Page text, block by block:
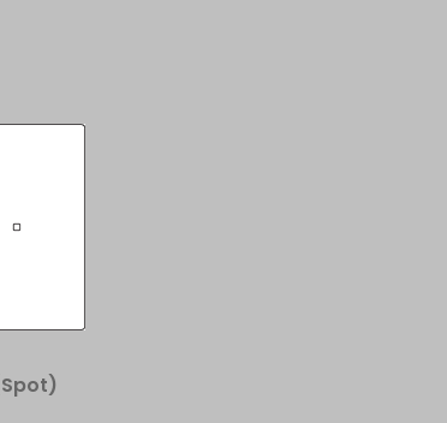
Spot)